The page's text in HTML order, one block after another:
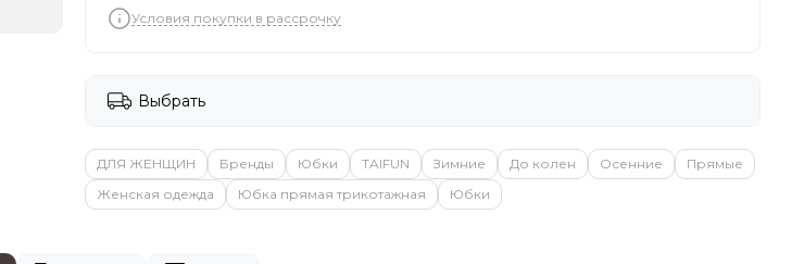
Условия покупки в рассрочку
Выбрать
ДЛЯ ЖЕНЩИН Бренды Юбки TAIFUN Зимние До колен Осенние
Прямые
Женская одежда
Юбка прямая трикотажная Юбки